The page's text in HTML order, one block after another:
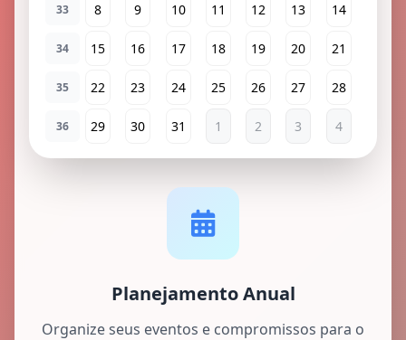
33 8 9 10 11 12 13 14
34 15 16 17 18 19 20 21
35 22 23 24 25 26 27 28
36 29 30 31 1 2 3 4
Planejamento Anual
Organize seus eventos e compromissos para o